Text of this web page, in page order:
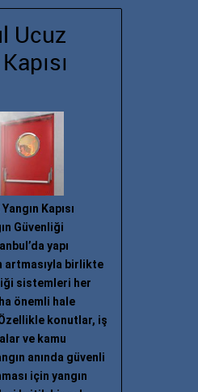
Ucuz
Kapısı
Güvenliği
yapı
artmasıyla birlikte
sistemleri her
önemli hale
konutlar, iş
ve kamu
anında güvenli
için yangın